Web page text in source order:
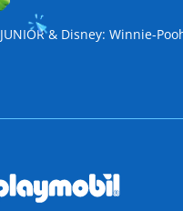
JUNIOR & Disney: Winnie-